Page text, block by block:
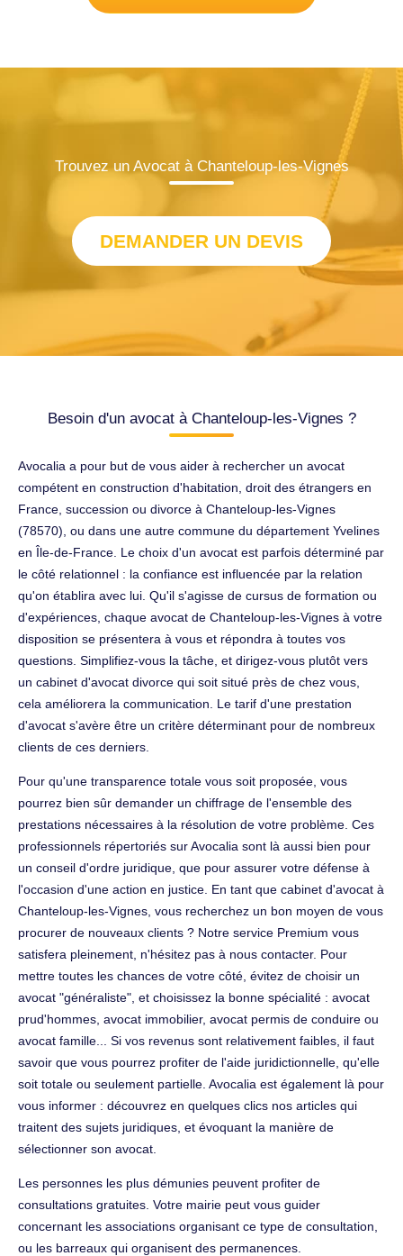
Trouvez un Avocat à Chanteloup-les-Vignes
DEMANDER UN DEVIS
Besoin d'un avocat à Chanteloup-les-Vignes ?
Avocalia a pour but de vous aider à rechercher un avocat
compétent en construction d'habitation, droit des étrangers en
France, succession ou divorce à Chanteloup-les-Vignes
(78570), ou dans une autre commune du département Yvelines
en Île-de-France. Le choix d'un avocat est parfois déterminé par
le côté relationnel : la confiance est influencée par la relation
qu'on établira avec lui. Qu'il s'agisse de cursus de formation ou
d'expériences, chaque avocat de Chanteloup-les-Vignes à votre
disposition se présentera à vous et répondra à toutes vos
questions. Simplifiez-vous la tâche, et dirigez-vous plutôt vers
un cabinet d'avocat divorce qui soit situé près de chez vous,
cela améliorera la communication. Le tarif d'une prestation
d'avocat s'avère être un critère déterminant pour de nombreux
clients de ces derniers.
Pour qu'une transparence totale vous soit proposée, vous
pourrez bien sûr demander un chiffrage de l'ensemble des
prestations nécessaires à la résolution de votre problème. Ces
professionnels répertoriés sur Avocalia sont là aussi bien pour
un conseil d'ordre juridique, que pour assurer votre défense à
l'occasion d'une action en justice. En tant que cabinet d'avocat à
Chanteloup-les-Vignes, vous recherchez un bon moyen de vous
procurer de nouveaux clients ? Notre service Premium vous
satisfera pleinement, n'hésitez pas à nous contacter. Pour
mettre toutes les chances de votre côté, évitez de choisir un
avocat "généraliste", et choisissez la bonne spécialité : avocat
prud'hommes, avocat immobilier, avocat permis de conduire ou
avocat famille... Si vos revenus sont relativement faibles, il faut
savoir que vous pourrez profiter de l'aide juridictionnelle, qu'elle
soit totale ou seulement partielle. Avocalia est également là pour
vous informer : découvrez en quelques clics nos articles qui
traitent des sujets juridiques, et évoquant la manière de
sélectionner son avocat.
Les personnes les plus démunies peuvent profiter de
consultations gratuites. Votre mairie peut vous guider
concernant les associations organisant ce type de consultation,
ou les barreaux qui organisent des permanences.